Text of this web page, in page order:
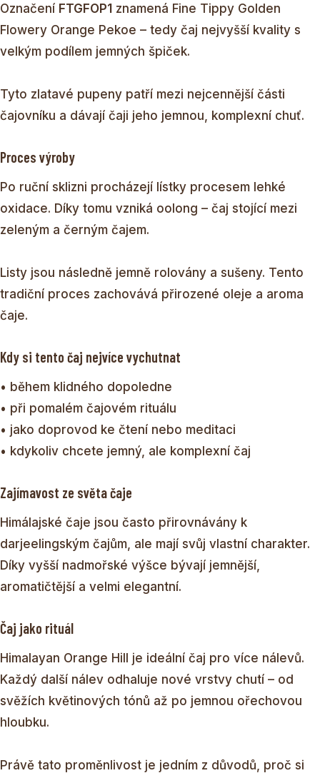
Označení FTGFOP1 znamená Fine Tippy Golden
Flowery Orange Pekoe – tedy čaj nejvyšší kvality s
velkým podílem jemných špiček.
Tyto zlatavé pupeny patří mezi nejcennější části
čajovníku a dávají čaji jeho jemnou, komplexní chuť.
Proces výroby
Po ruční sklizni procházejí lístky procesem lehké
oxidace. Díky tomu vzniká oolong – čaj stojící mezi
zeleným a černým čajem.
Listy jsou následně jemně rolovány a sušeny. Tento
tradiční proces zachovává přirozené oleje a aroma
čaje.
Kdy si tento čaj nejvíce vychutnat
• během klidného dopoledne
• při pomalém čajovém rituálu
• jako doprovod ke čtení nebo meditaci
• kdykoliv chcete jemný, ale komplexní čaj
Zajímavost ze světa čaje
Himálajské čaje jsou často přirovnávány k
darjeelingským čajům, ale mají svůj vlastní charakter.
Díky vyšší nadmořské výšce bývají jemnější,
aromatičtější a velmi elegantní.
Čaj jako rituál
Himalayan Orange Hill je ideální čaj pro více nálevů.
Každý další nálev odhaluje nové vrstvy chutí – od
svěžích květinových tónů až po jemnou ořechovou
hloubku.
Právě tato proměnlivost je jedním z důvodů, proč si